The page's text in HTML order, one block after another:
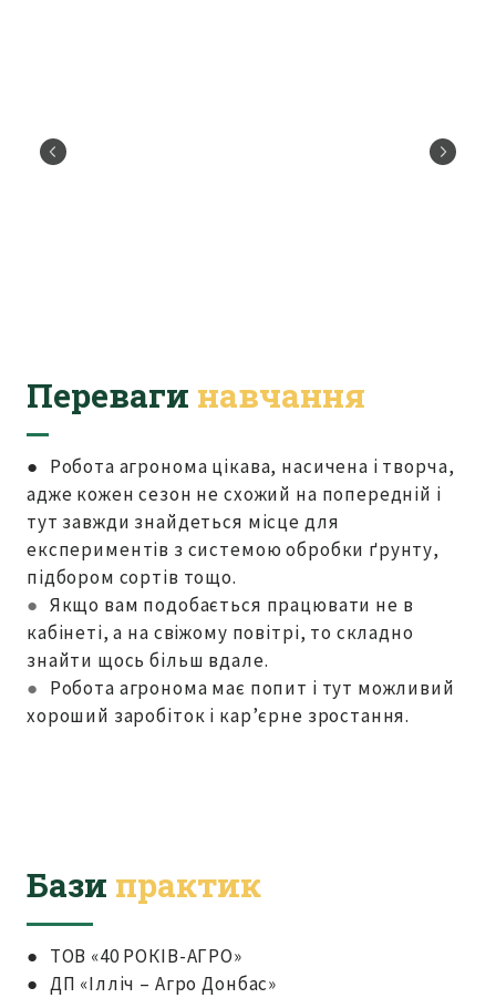
Переваги навчання
● Робота агронома цікава, насичена і творча,
адже кожен сезон не схожий на попередній і
тут завжди знайдеться місце для
експериментів з системою обробки ґрунту,
підбором сортів тощо.
● Якщо вам подобається працювати не в
кабінеті, а на свіжому повітрі, то складно
знайти щось більш вдале.
● Робота агронома має попит і тут можливий
хороший заробіток і кар’єрне зростання.
Бази практик
● ТОВ «40 РОКІВ-АГРО»
● ДП «Ілліч – Агро Донбас»